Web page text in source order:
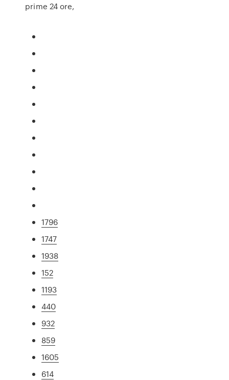
prime 24 ore,
1796
1747
1938
152
1193
440
932
859
1605
614